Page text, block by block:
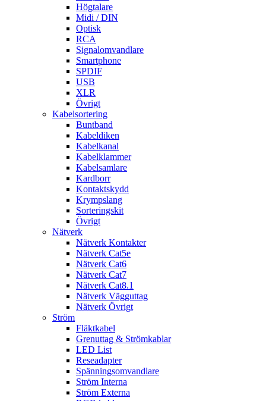
Högtalare
Midi / DIN
Optisk
RCA
Signalomvandlare
Smartphone
SPDIF
USB
XLR
Övrigt
Kabelsortering
Buntband
Kabeldiken
Kabelkanal
Kabelklammer
Kabelsamlare
Kardborr
Kontaktskydd
Krympslang
Sorteringskit
Övrigt
Nätverk
Nätverk Kontakter
Nätverk Cat5e
Nätverk Cat6
Nätverk Cat7
Nätverk Cat8.1
Nätverk Vägguttag
Nätverk Övrigt
Ström
Fläktkabel
Grenuttag & Strömkablar
LED List
Reseadapter
Spänningsomvandlare
Ström Interna
Ström Externa